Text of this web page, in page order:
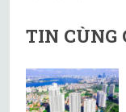
TIN CÙNG